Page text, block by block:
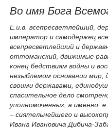
Во имя Бога
Е.и.в. всепресветлейший,
император и самодержец
всепресветлейший и
оттоманский, движимые
конец бедствиям войны и
незыблемом основании мир,
своими державами,
спасительное дело
уполномоченных, а именно:
– сиятельнейшего и
Ивана Ивановича Дибича-